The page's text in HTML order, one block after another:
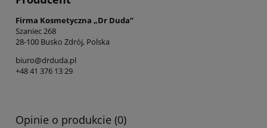
Firma Kosmetyczna „Dr Duda”
Szaniec 268
28-100 Busko Zdrój, Polska
biuro@drduda.pl
+48 41 376 13 29
Opinie o produkcie (0)